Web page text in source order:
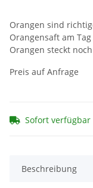
Orangen sind
Orangensaft am
Orangen steckt
Preis auf Anfrage
Sofort verfügbar
Beschreibung